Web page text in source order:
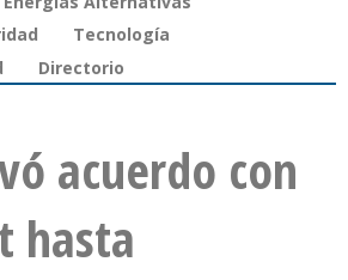
Tecnología
Directorio
acuerdo con
hasta